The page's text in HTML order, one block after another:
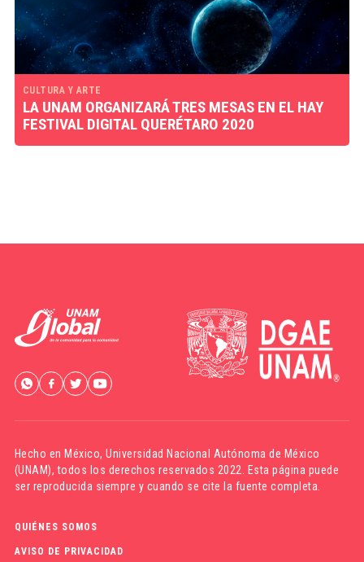
CULTURA Y ARTE
LA UNAM ORGANIZARÁ TRES MESAS EN EL HAY
FESTIVAL DIGITAL QUERÉTARO 2020
Hecho en México,Universidad Nacional Autónoma de México
(UNAM), todos los derechos reservados 2022. Esta página puede
ser reproducida siempre y cuando se cite la fuente completa.
QUIÉNES SOMOS
AVISO DE PRIVACIDAD